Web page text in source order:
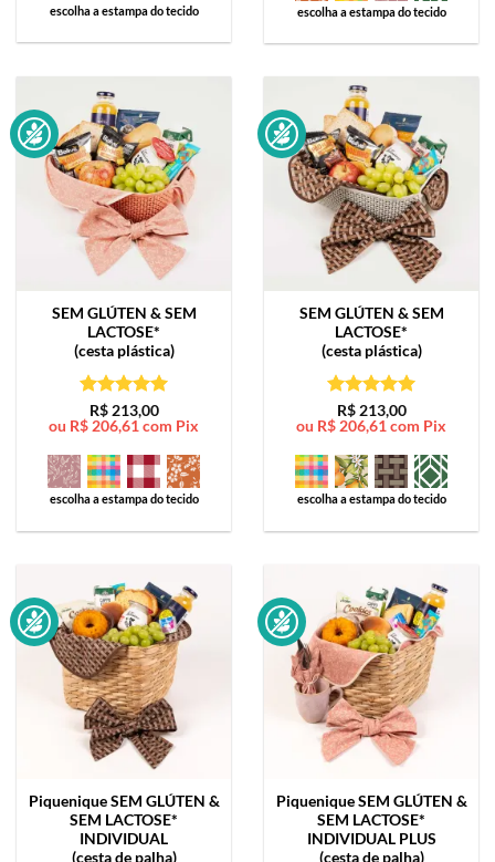
escolha a estampa do tecido escolha a estampa do tecido
SEM GLÚTEN & SEM
LACTOSE*
(cesta plástica)
Avaliação5
de 5
R$213,00
ou R$ 206,61 com Pix
escolha a estampa do tecido
SEM GLÚTEN & SEM
LACTOSE*
(cesta plástica)
Avaliação5
de 5
R$213,00
ou R$ 206,61 com Pix
escolha a estampa do tecido
Piquenique SEM GLÚTEN &
SEM LACTOSE*
INDIVIDUAL
(cesta de palha)
Piquenique SEM GLÚTEN &
SEM LACTOSE*
INDIVIDUAL PLUS
(cesta de palha)